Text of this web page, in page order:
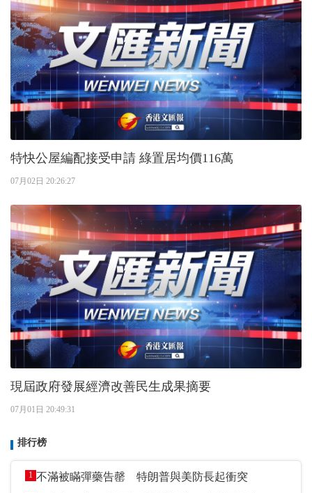
特快公屋編配接受申請 綠置居均價116萬
07月02日 20:26:27
現屆政府發展經濟改善民生成果摘要
07月01日 20:49:31
排行榜
1 不滿被瞞彈藥告罄 特朗普與美防長起衝突